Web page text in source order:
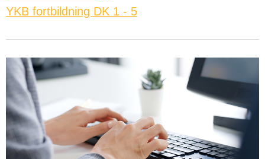
YKB fortbildning DK 1 - 5